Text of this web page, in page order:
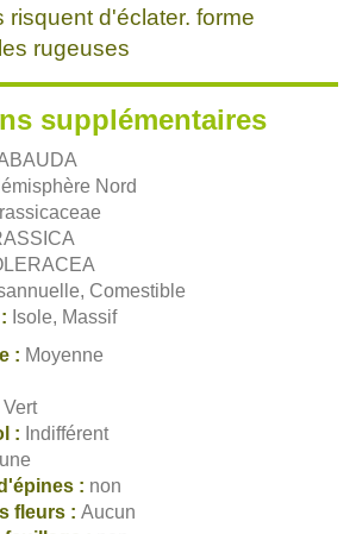
risquent d'éclater. forme
rugeuses
supplémentaires
Nord
Comestible
Isole, Massif
: Moyenne
Vert
: Indifférent
: non
fleurs : Aucun